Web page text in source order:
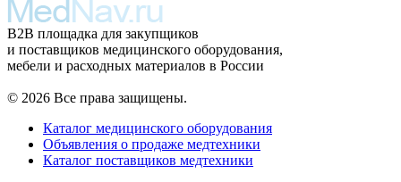
B2B площадка для закупщиков
и поставщиков медицинского оборудования,
мебели и расходных материалов в России
© 2026 Все права защищены.
Каталог медицинского оборудования
Объявления о продаже медтехники
Каталог поставщиков медтехники